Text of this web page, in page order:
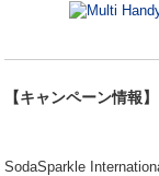
【キャンペーン情報
SodaSparkle